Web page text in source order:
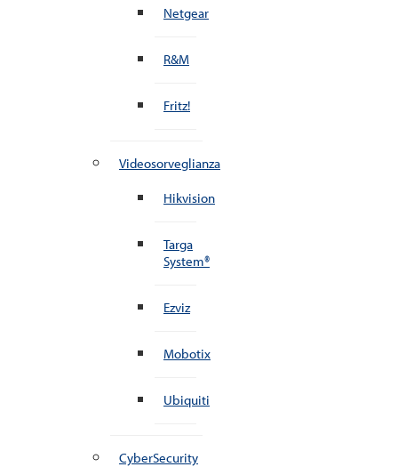
Netgear
R&M
Fritz!
Videosorveglianza
Hikvision
Targa
System®
Ezviz
Mobotix
Ubiquiti
CyberSecurity